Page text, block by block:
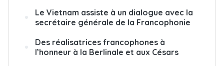
Le Vietnam assiste à un dialogue avec la
secrétaire générale de la Francophonie
Des réalisatrices francophones à
l’honneur à la Berlinale et aux Césars